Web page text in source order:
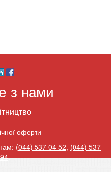
з нами
оферти
(044) 537 04 52, (044) 537
.